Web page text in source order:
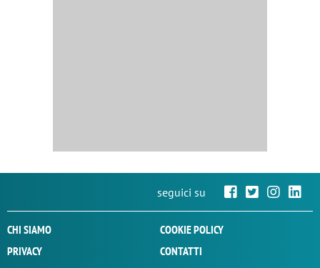
seguici su
CHI SIAMO
COOKIE POLICY
PRIVACY
CONTATTI